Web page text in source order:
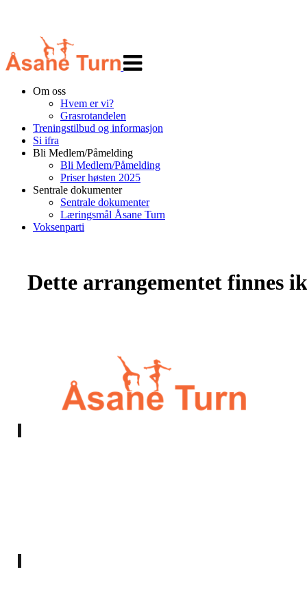
navigasjon
Om oss
Hvem er vi?
Grasrotandelen
Treningstilbud og informasjon
Si ifra
Bli Medlem/Påmelding
Bli Medlem/Påmelding
Priser høsten 2025
Sentrale dokumenter
Sentrale dokumenter
Læringsmål Åsane Turn
Voksenparti
Dette arrangementet finnes